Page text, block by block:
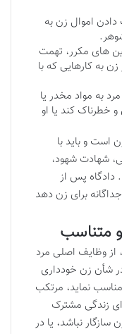
اموال زن به
های مکرر، تهمت
زن به کارهایی که با
مرد به مواد مخدر یا
خطرناک کند یا او
است و باید با
شهادت شهود،
دادگاه پس از
برای زن دهد
متناسب
وظایف اصلی مرد
شأن زن خودداری
نماید، مرتکب
زندگی مشترک
نباشد، یا در